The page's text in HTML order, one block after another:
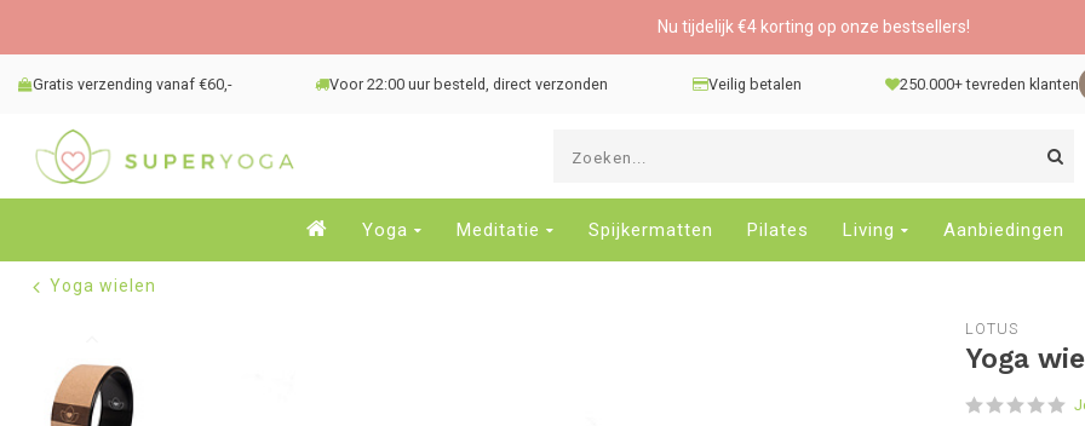
Nu tijdelijk €4 korting op onze bestsellers!
Gratis verzending vanaf €60,- Voor 22:00 uur besteld, direct verzonden Veilig betalen 250.000+ tevreden klanten
Yoga Meditatie Spijkermatten Pilates Living Aanbiedingen
Yoga wielen
LOTUS
Yoga